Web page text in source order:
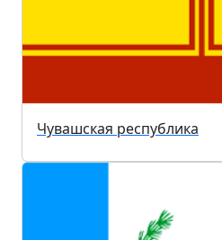
Чувашская республика